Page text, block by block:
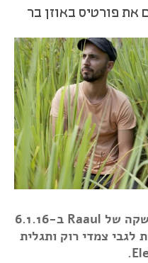
איתי שומרי ראה את מופע ההשקה של Raaul ב-6.1.16
לגבי צמדי רוק ותגלית